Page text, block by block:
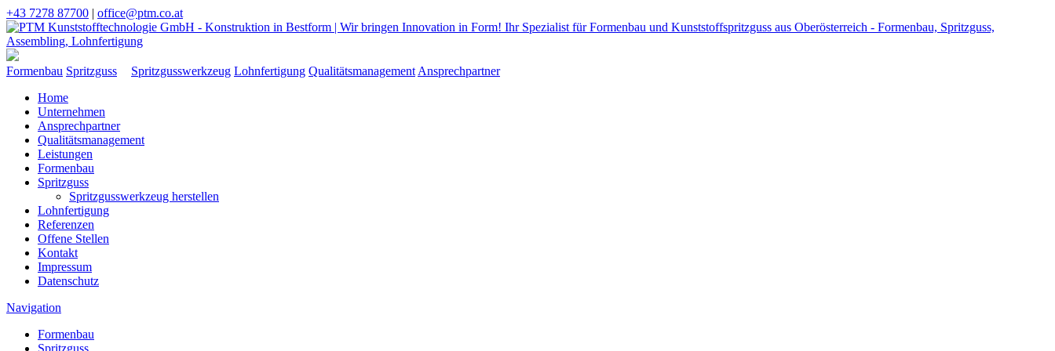
+43 7278 87700 | office@ptm.co.at
Formenbau Spritzguss Spritzgusswerkzeug Lohnfertigung Qualitätsmanagement Ansprechpartner
Home
Unternehmen
Ansprechpartner
Qualitätsmanagement
Leistungen
Formenbau
Spritzguss
Spritzgusswerkzeug herstellen
Lohnfertigung
Referenzen
Offene Stellen
Kontakt
Impressum
Datenschutz
Navigation
Formenbau
Spritzguss